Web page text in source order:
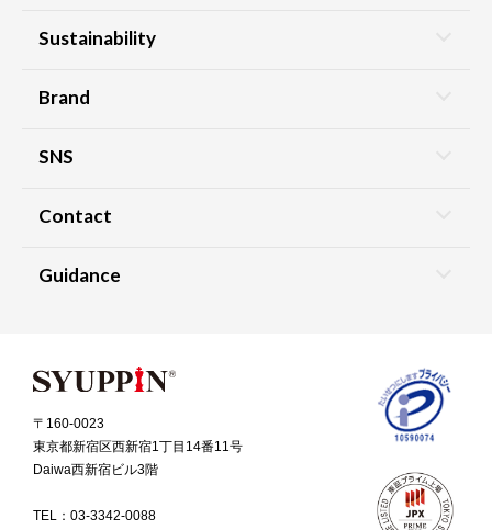
〒160-0023
東京都新宿区西新宿1丁目14番11号
Daiwa西新宿ビル3階
TEL： 03-3342-0088
Sustainability
Brand
SNS
Contact
Guidance